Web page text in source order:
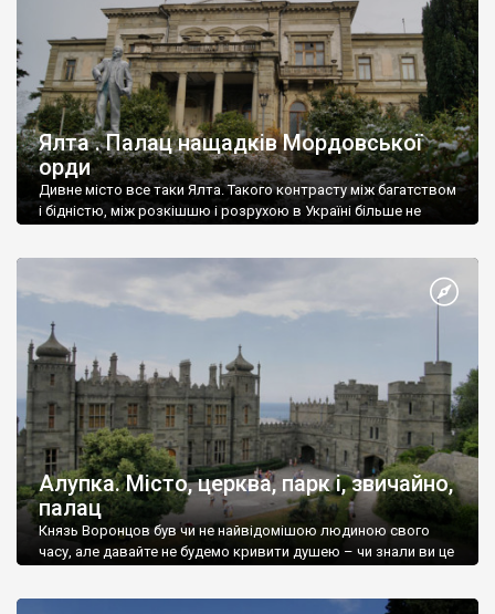
Ялта . Палац нащадків Мордовської
орди
Дивне місто все таки Ялта. Такого контрасту між багатством
і бідністю, між розкішшю і розрухою в Україні більше не
Алупка. Місто, церква, парк і, звичайно,
палац
Князь Воронцов був чи не найвідомішою людиною свого
часу, але давайте не будемо кривити душею – чи знали ви це